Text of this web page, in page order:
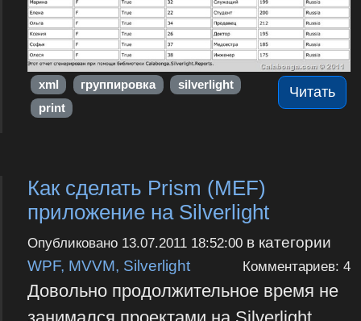
Читать
xml группировка
silverlight
print
Как сделать Prism (MEF)
приложение на Silverlight
Опубликовано 13.07.2011 18:52:00в категории
WPF, MVVM, Silverlight
Комментариев: 4
Довольно продолжительное время не